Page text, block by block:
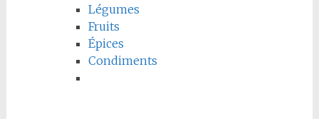
Légumes
Fruits
Épices
Condiments